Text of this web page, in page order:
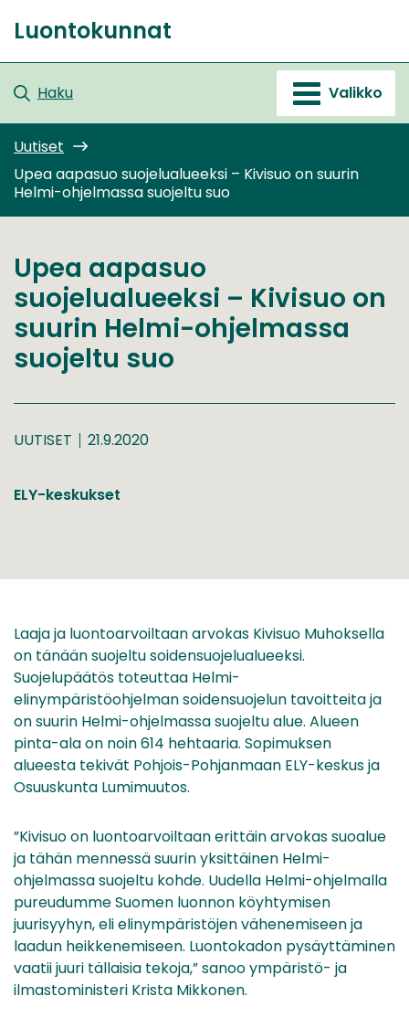
sisältöön
Etusivu
Luontokunnat
Haku Valikko
Uutiset
Upea aapasuo suojelualueeksi – Kivisuo on suurin
Helmi-ohjelmassa suojeltu suo
Upea aapasuo
suojelualueeksi – Kivisuo on
suurin Helmi-ohjelmassa
suojeltu suo
UUTISET 21.9.2020
ELY-keskukset
Laaja ja luontoarvoiltaan arvokas Kivisuo Muhoksella
on tänään suojeltu soidensuojelualueeksi.
Suojelupäätös toteuttaa Helmi-
elinympäristöohjelman soidensuojelun tavoitteita ja
on suurin Helmi-ohjelmassa suojeltu alue. Alueen
pinta-ala on noin 614 hehtaaria. Sopimuksen
alueesta tekivät Pohjois-Pohjanmaan ELY-keskus ja
Osuuskunta Lumimuutos.
”Kivisuo on luontoarvoiltaan erittäin arvokas suoalue
ja tähän mennessä suurin yksittäinen Helmi-
ohjelmassa suojeltu kohde. Uudella Helmi-ohjelmalla
pureudumme Suomen luonnon köyhtymisen
juurisyyhyn, eli elinympäristöjen vähenemiseen ja
laadun heikkenemiseen. Luontokadon pysäyttäminen
vaatii juuri tällaisia tekoja,” sanoo ympäristö- ja
ilmastoministeri Krista Mikkonen.